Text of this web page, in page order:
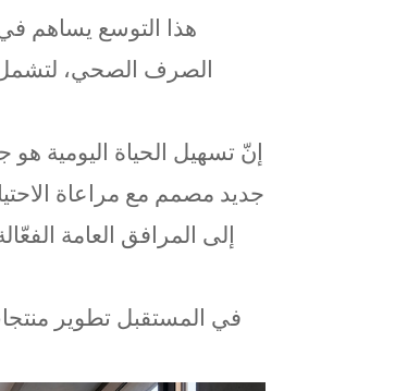
هذا التوسع يساهم في
الصرف الصحي، لتشمل
جديد مصمم مع مراعاة
إلى المرافق العامة